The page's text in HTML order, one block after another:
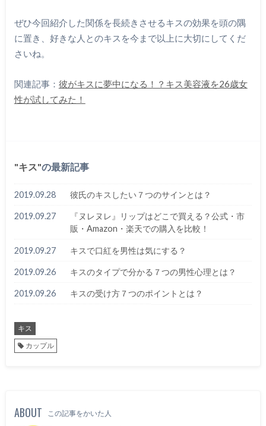
ぜひ今回紹介した関係を長続きさせるキスの効果を頭の隅
に置き、好きな人とのキスを今まで以上に大切にしてくだ
さいね。
関連記事： 彼がキスに夢中になる！？キス美容液を26歳女
性が試してみた！
キス の最新記事
2019.09.28 彼氏のキスしたい７つのサインとは？
2019.09.27
『ヌレヌレ』リップはどこで買える？公式・市
販・Amazon・楽天での購入を比較！
2019.09.27 キスで口紅を男性は気にする？
2019.09.26 キスのタイプで分かる７つの男性心理とは？
2019.09.26 キスの受け方７つのポイントとは？
キス
カップル
ABOUT この記事をかいた人